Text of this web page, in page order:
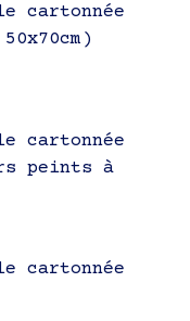
cartonnée
cartonnée
peints à
cartonnée